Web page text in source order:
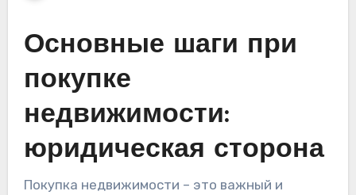
Основные шаги при
покупке
недвижимости:
юридическая сторона
Покупка недвижимости – это важный и